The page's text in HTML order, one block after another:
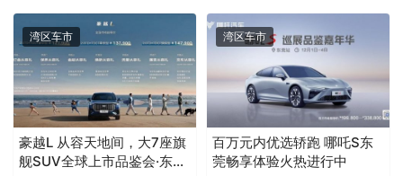
湾区车市
豪越L 从容天地间，大7座旗
舰SUV全球上市品鉴会·东莞
湾区车市
百万元内优选轿跑 哪吒S东
莞畅享体验火热进行中